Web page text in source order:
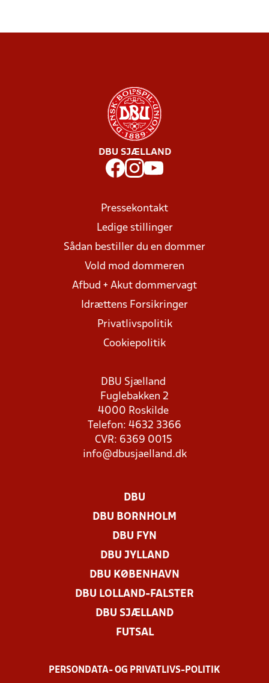
DBU SJÆLLAND
Pressekontakt
Ledige stillinger
Sådan bestiller du en dommer
Vold mod dommeren
Afbud + Akut dommervagt
Idrættens Forsikringer
Privatlivspolitik
Cookiepolitik
DBU Sjælland
Fuglebakken 2
4000 Roskilde
Telefon: 4632 3366
CVR: 6369 0015
info@dbusjaelland.dk
DBU
DBU BORNHOLM
DBU FYN
DBU JYLLAND
DBU KØBENHAVN
DBU LOLLAND-FALSTER
DBU SJÆLLAND
FUTSAL
PERSONDATA- OG PRIVATLIVS-POLITIK